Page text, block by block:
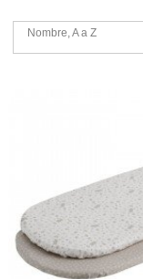
Nombre, A a Z